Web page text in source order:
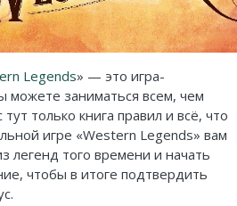
Legends» — это игра-
можете заниматься всем, чем
только книга правил и всё, что
игре «Western Legends» вам
легенд того времени и начать
чтобы в итоге подтвердить